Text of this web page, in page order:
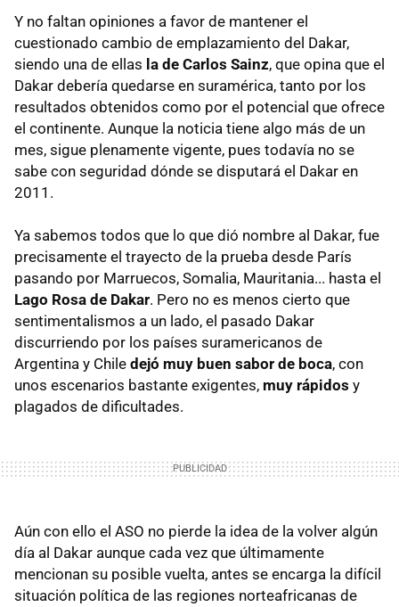
Y no faltan opiniones a favor de mantener el
cuestionado cambio de emplazamiento del Dakar,
siendo una de ellas la de Carlos Sainz, que opina que el
Dakar debería quedarse en suramérica, tanto por los
resultados obtenidos como por el potencial que ofrece
el continente. Aunque la noticia tiene algo más de un
mes, sigue plenamente vigente, pues todavía no se
sabe con seguridad dónde se disputará el Dakar en
2011.
Ya sabemos todos que lo que dió nombre al Dakar, fue
precisamente el trayecto de la prueba desde París
pasando por Marruecos, Somalia, Mauritania... hasta el
Lago Rosa de Dakar. Pero no es menos cierto que
sentimentalismos a un lado, el pasado Dakar
discurriendo por los países suramericanos de
Argentina y Chile dejó muy buen sabor de boca, con
unos escenarios bastante exigentes, muy rápidos y
plagados de dificultades.
Aún con ello el ASO no pierde la idea de la volver algún
día al Dakar aunque cada vez que últimamente
mencionan su posible vuelta, antes se encarga la difícil
situación política de las regiones norteafricanas de